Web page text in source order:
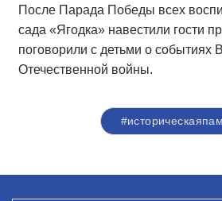
После Парада Победы всех
сада «Ягодка» навестили гости
поговорили с детьми о событиях
Отечественной войны.